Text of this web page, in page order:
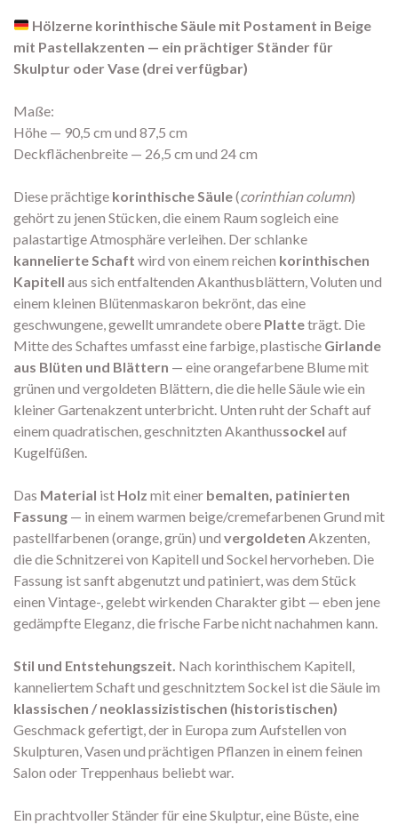
Hölzerne korinthische Säule mit Postament in Beige
mit Pastellakzenten — ein prächtiger Ständer für
Skulptur oder Vase (drei verfügbar)
Maße:
Höhe — 90,5 cm und 87,5 cm
Deckflächenbreite — 26,5 cm und 24 cm
Diese prächtige korinthische Säule(corinthian column)
gehört zu jenen Stücken, die einem Raum sogleich eine
palastartige Atmosphäre verleihen. Der schlanke
kannelierte Schaft wird von einem reichen korinthischen
Kapitell aus sich entfaltenden Akanthusblättern, Voluten und
einem kleinen Blütenmaskaron bekrönt, das eine
geschwungene, gewellt umrandete obere Platteträgt. Die
Mitte des Schaftes umfasst eine farbige, plastische Girlande
aus Blüten und Blättern — eine orangefarbene Blume mit
grünen und vergoldeten Blättern, die die helle Säule wie ein
kleiner Gartenakzent unterbricht. Unten ruht der Schaft auf
einem quadratischen, geschnitzten Akanthussockel auf
Kugelfüßen.
Das Material ist Holz mit einer bemalten, patinierten
Fassung — in einem warmen beige/cremefarbenen Grund mit
pastellfarbenen (orange, grün) und vergoldeten Akzenten,
die die Schnitzerei von Kapitell und Sockel hervorheben. Die
Fassung ist sanft abgenutzt und patiniert, was dem Stück
einen Vintage-, gelebt wirkenden Charakter gibt — eben jene
gedämpfte Eleganz, die frische Farbe nicht nachahmen kann.
Stil und Entstehungszeit. Nach korinthischem Kapitell,
kanneliertem Schaft und geschnitztem Sockel ist die Säule im
klassischen / neoklassizistischen (historistischen)
Geschmack gefertigt, der in Europa zum Aufstellen von
Skulpturen, Vasen und prächtigen Pflanzen in einem feinen
Salon oder Treppenhaus beliebt war.
Ein prachtvoller Ständer für eine Skulptur, eine Büste, eine